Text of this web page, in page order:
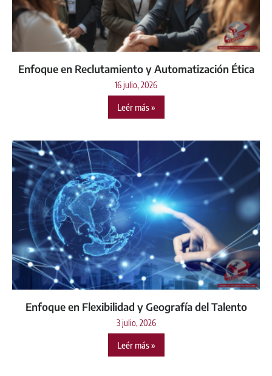
Enfoque en Reclutamiento y Automatización Ética
16 julio, 2026
Leér más »
Enfoque en Flexibilidad y Geografía del Talento
3 julio, 2026
Leér más »